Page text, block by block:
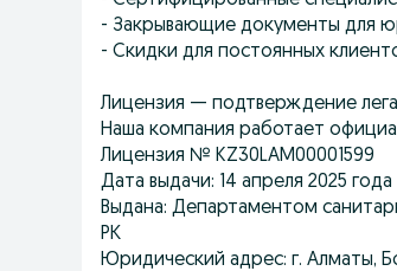
- Закрывающие документы для
- Скидки для постоянных
Лицензия — подтверждение
Наша компания работает
Лицензия № KZ30LAM00001599
Дата выдачи: 14 апреля 2025 года
Выдана: Департаментом
РК
Юридический адрес: г. Алматы,